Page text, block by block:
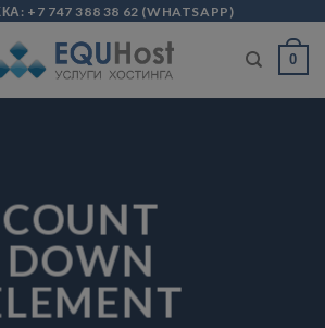
+7 747 388 38 62 (WHATSAPP )
0
COUNT
DOWN